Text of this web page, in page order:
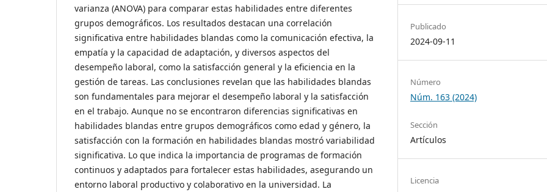
varianza (ANOVA) para comparar estas habilidades entre diferentes
grupos demográficos. Los resultados destacan una correlación
significativa entre habilidades blandas como la comunicación efectiva, la
empatía y la capacidad de adaptación, y diversos aspectos del
desempeño laboral, como la satisfacción general y la eficiencia en la
gestión de tareas. Las conclusiones revelan que las habilidades blandas
son fundamentales para mejorar el desempeño laboral y la satisfacción
en el trabajo. Aunque no se encontraron diferencias significativas en
habilidades blandas entre grupos demográficos como edad y género, la
satisfacción con la formación en habilidades blandas mostró variabilidad
significativa. Lo que indica la importancia de programas de formación
continuos y adaptados para fortalecer estas habilidades, asegurando un
entorno laboral productivo y colaborativo en la universidad. La
Publicado
2024-09-11
Número
Núm. 163 (2024)
Sección
Artículos
Licencia